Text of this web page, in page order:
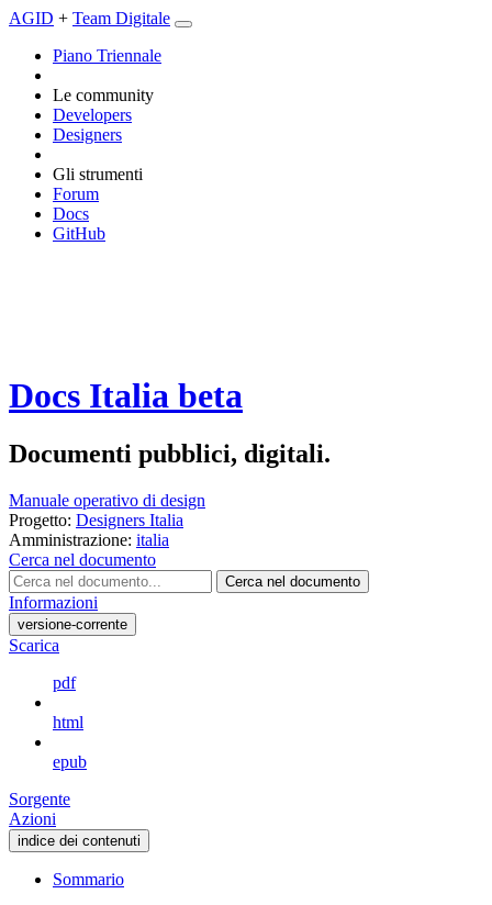
AGID + Team Digitale
Piano Triennale
Le community
Developers
Designers
Gli strumenti
Forum
Docs
GitHub
Docs Italia beta
Documenti pubblici, digitali.
Manuale operativo di design
Progetto: Designers Italia
Amministrazione: italia
Cerca nel documento
Cerca nel documento
Informazioni
versione-corrente
Scarica
pdf
html
epub
Sorgente
Azioni
indice dei contenuti
Sommario